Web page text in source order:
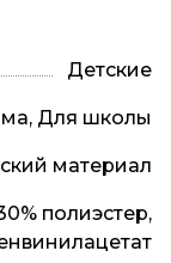
Детские
Для школы
материал
полиэстер,